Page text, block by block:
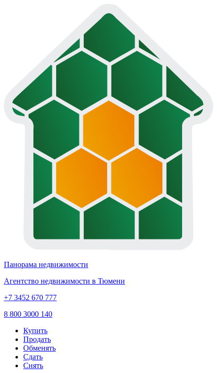
Панорама недвижимости
Агентство недвижимости в Тюмени
+7 3452 670 777
8 800 3000 140
Купить
Продать
Обменять
Сдать
Снять